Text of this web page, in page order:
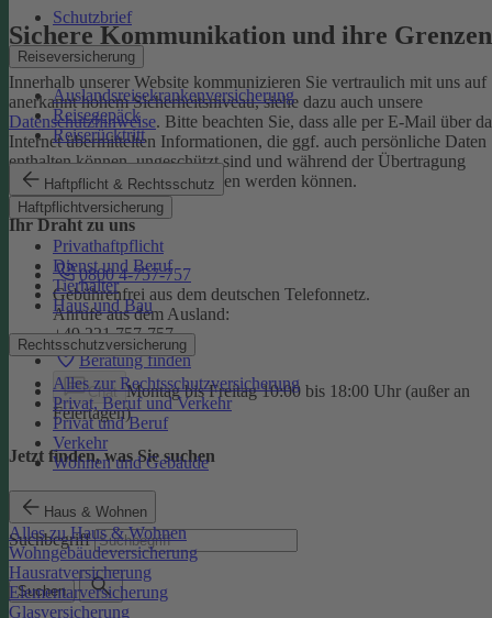
Schutzbrief
Reiseversicherung
Auslandsreisekrankenversicherung
Reisegepäck
Reiserücktritt
Haftpflicht & Rechtsschutz
Haftpflichtversicherung
Privathaftpflicht
Dienst und Beruf
Tierhalter
Haus und Bau
Rechtsschutzversicherung
Alles zur Rechtsschutzversicherung
Privat, Beruf und Verkehr
Privat und Beruf
Verkehr
Wohnen und Gebäude
Haus & Wohnen
Alles zu Haus & Wohnen
Wohngebäudeversicherung
Hausratversicherung
Elementarversicherung
Glasversicherung
Sichere Kommunikation und ihre Grenzen
Innerhalb unserer Website kommunizieren Sie vertraulich mit uns auf
anerkannt hohem Sicherheitsniveau, siehe dazu auch unsere
Datenschutzhinweise. Bitte beachten Sie, dass alle per E-Mail über
Internet übermittelten Informationen, die ggf. auch persönliche Daten
enthalten können, ungeschützt sind und während der Übertragung
potenziell von Dritten eingesehen werden können.
Ihr Draht zu uns
0800 4-757-757
Gebührenfrei aus dem deutschen Telefonnetz.
Anrufe aus dem Ausland:
+49 221 757-757
Beratung finden
Chat Montag bis Freitag 10:00 bis 18:00 Uhr (außer an
Feiertagen)
Jetzt finden, was Sie suchen
Suchbegriff
Suchen